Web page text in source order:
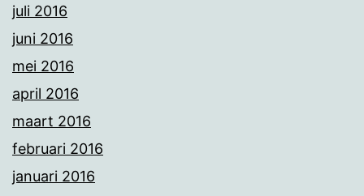
juli 2016
juni 2016
mei 2016
april 2016
maart 2016
februari 2016
januari 2016